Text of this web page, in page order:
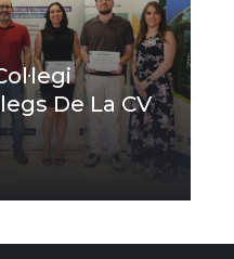
De La CV